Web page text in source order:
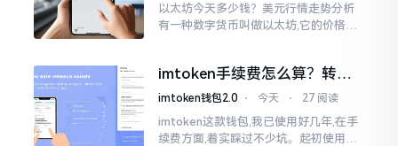
以太坊今天多少钱？美元行情走势分析
有一种数字货币叫做以太坊,它的价格走
率出现的一点点波动
imtoken手续费怎么算？转账
和交易所差别大了
imtoken钱包2.0 ⋅ 今天 ⋅ 27 阅读
imtoken这款钱包,我已使用好几年,在手
续费方面,着实踩过不少坑。起初使用时,